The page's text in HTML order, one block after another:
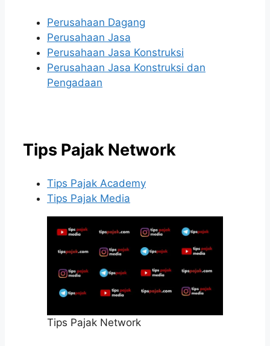
Perusahaan Dagang
Perusahaan Jasa
Perusahaan Jasa Konstruksi
Perusahaan Jasa Konstruksi dan
Pengadaan
Tips Pajak Network
Tips Pajak Academy
Tips Pajak Media
Tips Pajak Network